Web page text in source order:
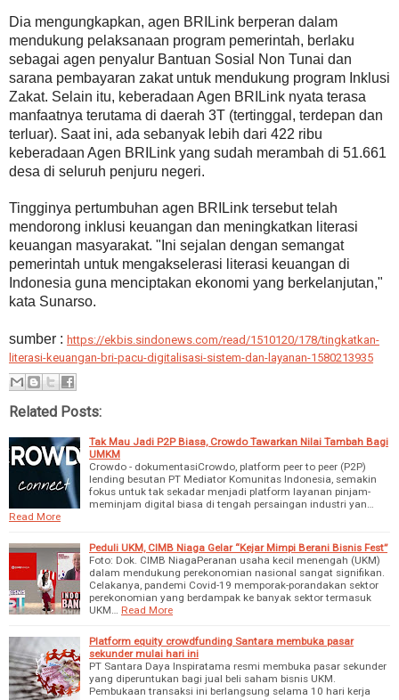
Dia mengungkapkan, agen BRILink berperan dalam
mendukung pelaksanaan program pemerintah, berlaku
sebagai agen penyalur Bantuan Sosial Non Tunai dan
sarana pembayaran zakat untuk mendukung program Inklusi
Zakat. Selain itu, keberadaan Agen BRILink nyata terasa
manfaatnya terutama di daerah 3T (tertinggal, terdepan dan
terluar). Saat ini, ada sebanyak lebih dari 422 ribu
keberadaan Agen BRILink yang sudah merambah di 51.661
desa di seluruh penjuru negeri.
Tingginya pertumbuhan agen BRILink tersebut telah
mendorong inklusi keuangan dan meningkatkan literasi
keuangan masyarakat. "Ini sejalan dengan semangat
pemerintah untuk mengakselerasi literasi keuangan di
Indonesia guna menciptakan ekonomi yang berkelanjutan,"
kata Sunarso.
sumber : https://ekbis.sindonews.com/read/1510120/178/tingkatkan-
literasi-keuangan-bri-pacu-digitalisasi-sistem-dan-layanan-1580213935
Related Posts:
Tak Mau Jadi P2P Biasa, Crowdo Tawarkan Nilai Tambah Bagi
UMKM
Crowdo - dokumentasiCrowdo, platform peer to peer (P2P)
lending besutan PT Mediator Komunitas Indonesia, semakin
fokus untuk tak sekadar menjadi platform layanan pinjam-
meminjam digital biasa di tengah persaingan industri yan…
Read More
Peduli UKM, CIMB Niaga Gelar “Kejar Mimpi Berani Bisnis Fest”
Foto: Dok. CIMB NiagaPeranan usaha kecil menengah (UKM)
dalam mendukung perekonomian nasional sangat signifikan.
Celakanya, pandemi Covid-19 memporak-porandakan sektor
perekonomian yang berdampak ke banyak sektor termasuk
UKM…
Read More
Platform equity crowdfunding Santara membuka pasar
sekunder mulai hari ini
PT Santara Daya Inspiratama resmi membuka pasar sekunder
yang diperuntukan bagi jual beli saham bisnis UKM.
Pembukaan transaksi ini berlangsung selama 10 hari kerja